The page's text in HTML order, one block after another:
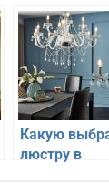
навесной
потолок
Какую
люстру в